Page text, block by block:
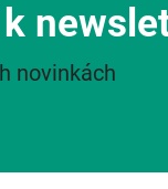
novinkách